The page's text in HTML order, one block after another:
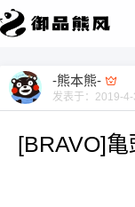
-熊本熊-
发表于： 2019-
[BRAVO]